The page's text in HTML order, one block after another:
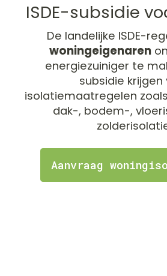
ISDE-subsidie
De landelijke ISDE-
woningeigenaren
energiezuiniger te
subsidie krijgen
isolatiemaatregelen
dak-, bodem-,
Aanvraag